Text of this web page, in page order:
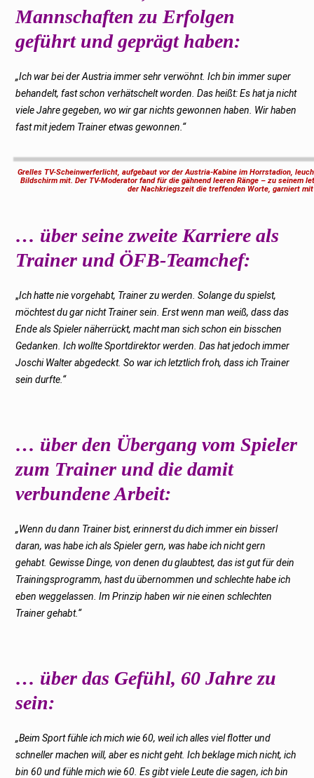
Mannschaften zu Erfolgen
geführt und geprägt haben:
„Ich war bei der Austria immer sehr verwöhnt. Ich bin immer super
behandelt, fast schon verhätschelt worden. Das heißt: Es hat ja nicht
viele Jahre gegeben, wo wir gar nichts gewonnen haben. Wir haben
fast mit jedem Trainer etwas gewonnen.“
Grelles TV-Scheinwerferlicht, aufgebaut vor der Austria-Kabine im Horrstadion,
Bildschirm mit. Der TV-Moderator fand für die gähnend leeren Ränge – zu seinem
der Nachkriegszeit die treffenden Worte, garniert
… über seine zweite Karriere als
Trainer und ÖFB-Teamchef:
„Ich hatte nie vorgehabt, Trainer zu werden. Solange du spielst,
möchtest du gar nicht Trainer sein. Erst wenn man weiß, dass das
Ende als Spieler näherrückt, macht man sich schon ein bisschen
Gedanken. Ich wollte Sportdirektor werden. Das hat jedoch immer
Joschi Walter abgedeckt. So war ich letztlich froh, dass ich Trainer
sein durfte.“
… über den Übergang vom Spieler
zum Trainer und die damit
verbundene Arbeit:
„Wenn du dann Trainer bist, erinnerst du dich immer ein bisserl
daran, was habe ich als Spieler gern, was habe ich nicht gern
gehabt. Gewisse Dinge, von denen du glaubtest, das ist gut für dein
Trainingsprogramm, hast du übernommen und schlechte habe ich
eben weggelassen. Im Prinzip haben wir nie einen schlechten
Trainer gehabt.“
… über das Gefühl, 60 Jahre zu
sein:
„Beim Sport fühle ich mich wie 60, weil ich alles viel flotter und
schneller machen will, aber es nicht geht. Ich beklage mich nicht, ich
bin 60 und fühle mich wie 60. Es gibt viele Leute die sagen, ich bin